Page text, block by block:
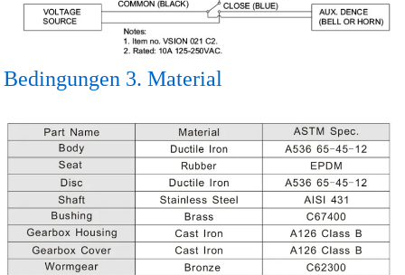
Bedingungen 3. Material